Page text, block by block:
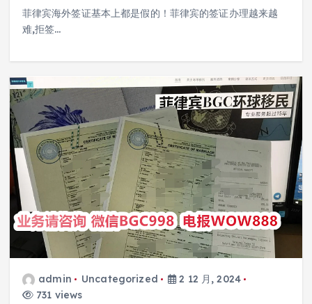
菲律宾海外签证基本上都是假的！菲律宾的签证办理越来越
难,拒签…
admin Uncategorized
2 12 月, 2024
731 views